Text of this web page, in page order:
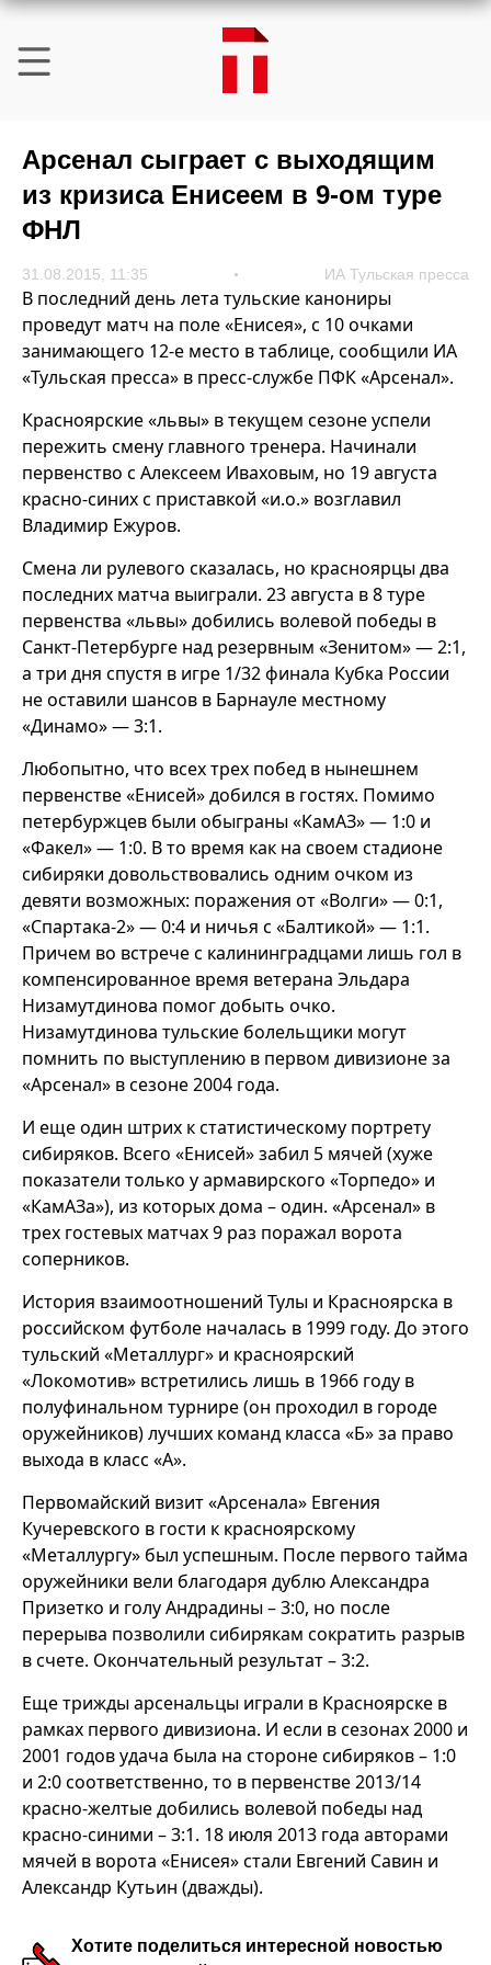
Арсенал сыграет с выходящим
из кризиса Енисеем в 9-ом туре
ФНЛ
31.08.2015, 11:35 ИА Тульская пресса
В последний день лета тульские канониры
проведут матч на поле «Енисея», с 10 очками
занимающего 12-е место в таблице, сообщили ИА
«Тульская пресса» в пресс-службе ПФК «Арсенал».
Красноярские «львы» в текущем сезоне успели
пережить смену главного тренера. Начинали
первенство с Алексеем Иваховым, но 19 августа
красно-синих с приставкой «и.о.» возглавил
Владимир Ежуров.
Смена ли рулевого сказалась, но красноярцы два
последних матча выиграли. 23 августа в 8 туре
первенства «львы» добились волевой победы в
Санкт-Петербурге над резервным «Зенитом» — 2:1,
а три дня спустя в игре 1/32 финала Кубка России
не оставили шансов в Барнауле местному
«Динамо» — 3:1.
Любопытно, что всех трех побед в нынешнем
первенстве «Енисей» добился в гостях. Помимо
петербуржцев были обыграны «КамАЗ» — 1:0 и
«Факел» — 1:0. В то время как на своем стадионе
сибиряки довольствовались одним очком из
девяти возможных: поражения от «Волги» — 0:1,
«Спартака-2» — 0:4 и ничья с «Балтикой» — 1:1.
Причем во встрече с калининградцами лишь гол в
компенсированное время ветерана Эльдара
Низамутдинова помог добыть очко.
Низамутдинова тульские болельщики могут
помнить по выступлению в первом дивизионе за
«Арсенал» в сезоне 2004 года.
И еще один штрих к статистическому портрету
сибиряков. Всего «Енисей» забил 5 мячей (хуже
показатели только у армавирского «Торпедо» и
«КамАЗа»), из которых дома – один. «Арсенал» в
трех гостевых матчах 9 раз поражал ворота
соперников.
История взаимоотношений Тулы и Красноярска в
российском футболе началась в 1999 году. До этого
тульский «Металлург» и красноярский
«Локомотив» встретились лишь в 1966 году в
полуфинальном турнире (он проходил в городе
оружейников) лучших команд класса «Б» за право
выхода в класс «А».
Первомайский визит «Арсенала» Евгения
Кучеревского в гости к красноярскому
«Металлургу» был успешным. После первого тайма
оружейники вели благодаря дублю Александра
Призетко и голу Андрадины – 3:0, но после
перерыва позволили сибирякам сократить разрыв
в счете. Окончательный результат – 3:2.
Еще трижды арсенальцы играли в Красноярске в
рамках первого дивизиона. И если в сезонах 2000 и
2001 годов удача была на стороне сибиряков – 1:0
и 2:0 соответственно, то в первенстве 2013/14
красно-желтые добились волевой победы над
красно-синими – 3:1. 18 июля 2013 года авторами
мячей в ворота «Енисея» стали Евгений Савин и
Александр Кутьин (дважды).
Хотите поделиться интересной новостью